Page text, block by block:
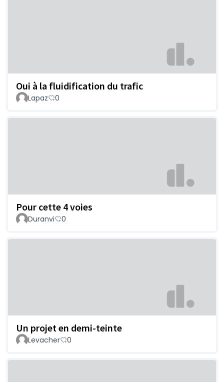
Oui à la fluidification du trafic
Lapaz 0
Pour cette 4 voies
Duranvi 0
Un projet en demi-teinte
Levacher 0